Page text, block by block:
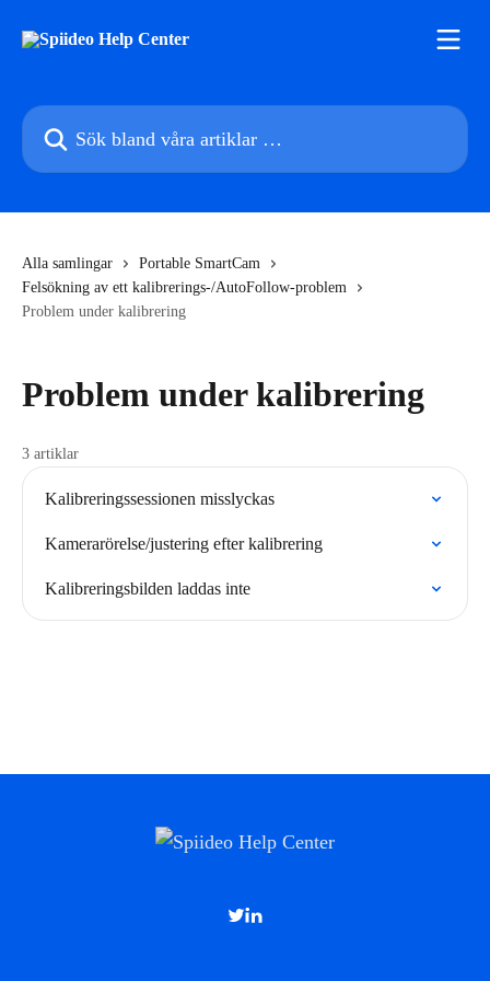
Sök bland våra artiklar …
Alla samlingar
Portable SmartCam
Felsökning av ett kalibrerings-/AutoFollow-problem
Problem under kalibrering
Problem under kalibrering
3 artiklar
Kalibreringssessionen misslyckas
Kamerarörelse/justering efter kalibrering
Kalibreringsbilden laddas inte